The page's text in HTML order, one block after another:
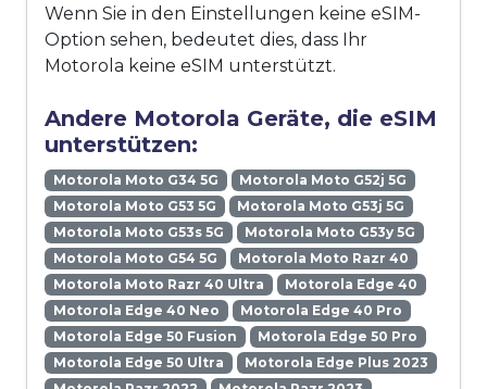
Wenn Sie in den Einstellungen keine eSIM-
Option sehen, bedeutet dies, dass Ihr
Motorola keine eSIM unterstützt.
Andere Motorola Geräte, die eSIM
unterstützen:
Motorola Moto G34 5G
Motorola Moto G52j 5G
Motorola Moto G53 5G
Motorola Moto G53j 5G
Motorola Moto G53s 5G
Motorola Moto G53y 5G
Motorola Moto G54 5G
Motorola Moto Razr 40
Motorola Moto Razr 40 Ultra
Motorola Edge 40
Motorola Edge 40 Neo
Motorola Edge 40 Pro
Motorola Edge 50 Fusion
Motorola Edge 50 Pro
Motorola Edge 50 Ultra
Motorola Edge Plus 2023